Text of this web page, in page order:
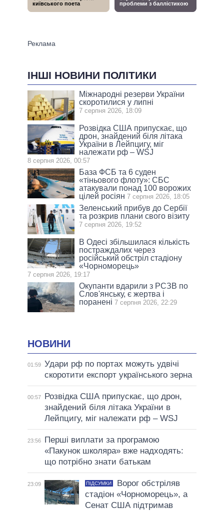
ІНШІ НОВИНИ ПОЛІТИКИ
Міжнародні резерви України
скоротилися у липні
7 серпня 2026, 18:09
Розвідка США припускає, що
дрон, знайдений біля літака
України в Лейпцигу, міг
належати рф – WSJ
8 серпня 2026, 00:57
База ФСБ та 6 суден
«тіньового флоту»: СБС
атакували понад 100 ворожих
цілей росіян 7 серпня 2026, 18:05
Зеленський прибув до Сербії
та розкрив плани свого візиту
7 серпня 2026, 19:52
В Одесі збільшилася кількість
постраждалих через
російський обстріл стадіону
«Чорноморець»
7 серпня 2026, 19:17
Окупанти вдарили з РСЗВ по
Слов'янську, є жертва і
поранені 7 серпня 2026, 22:29
НОВИНИ
01:59 Удари рф по портах можуть удвічі
скоротити експорт українського зерна
00:57
Розвідка США припускає, що дрон,
знайдений біля літака України в
Лейпцигу, міг належати рф – WSJ
23:56
Перші виплати за програмою
«Пакунок школяра» вже надходять:
що потрібно знати батькам
23:09 ПІДСУМКИ
Ворог обстріляв
стадіон «Чорноморець», а
Сенат США підтримав